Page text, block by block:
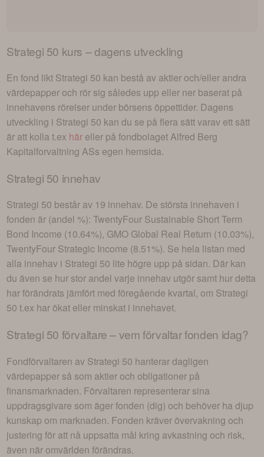
Strategi 50 kurs – dagens utveckling
En fond likt Strategi 50 kan bestå av aktier och/eller andra
värdepapper och rör sig således upp eller ner baserat på
innehavens rörelser under börsens öppettider. Dagens
utveckling i Strategi 50 kan du se på flera sätt varav ett sätt
är att kolla t.ex här eller på fondbolagetAlfred Berg
Kapitalforvaltning ASs egen hemsida.
Strategi 50 innehav
Strategi 50 består av 19 innehav. De största innehaven i
fonden är (andel %):TwentyFour Sustainable Short Term
Bond Income (10.64%), GMO Global Real Return (10.03%),
TwentyFour Strategic Income (8.51%). Se hela listan med
alla innehav i Strategi 50 lite högre upp på sidan. Där kan
du även se hur stor andel varje innehav utgör samt hur detta
har förändrats jämfört med föregående kvartal, om Strategi
50 t.ex har ökat eller minskat i innehavet.
Strategi 50 förvaltare – vem förvaltar fonden idag?
Fondförvaltaren av Strategi 50 hanterar dagligen
värdepapper så som aktier och obligationer på
finansmarknaden. Förvaltaren representerar sina
uppdragsgivare som äger fonden (dig) och behöver ha djup
kunskap om marknaden. Fonden kräver övervakning och
justering för att nå uppsatta mål kring avkastning och risk,
även när omvärlden förändras.